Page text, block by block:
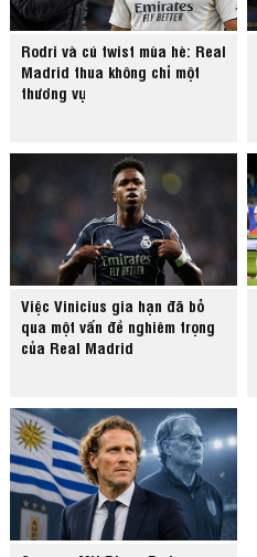
Rodri và cú twist mùa hè: Real
Madrid thua không chỉ một
thương vụ
Việc Vinicius gia hạn đã bỏ
qua một vấn đề nghiêm trọng
của Real Madrid